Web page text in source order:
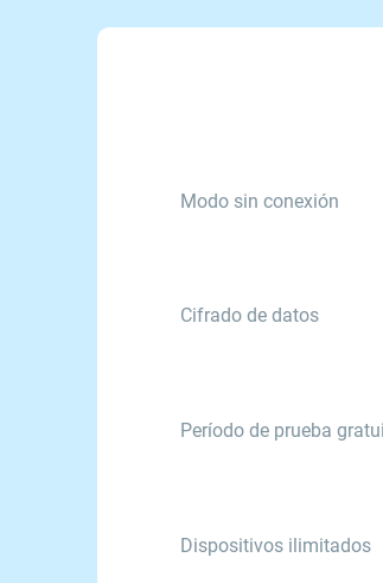
Modo sin conexión
Cifrado de datos
Período de prueba
Dispositivos ilimitados